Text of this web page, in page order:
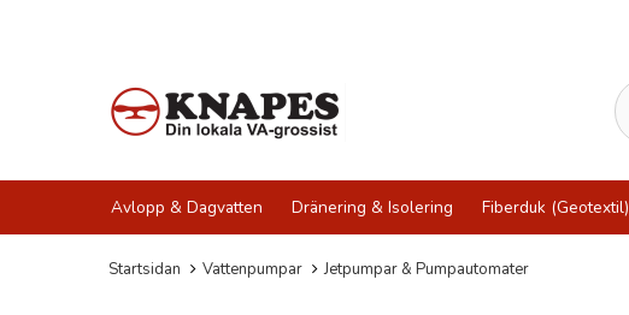
Avlopp & Dagvatten Dränering & Isolering Fiberduk (Geotextil)
Startsidan Vattenpumpar Jetpumpar & Pumpautomater